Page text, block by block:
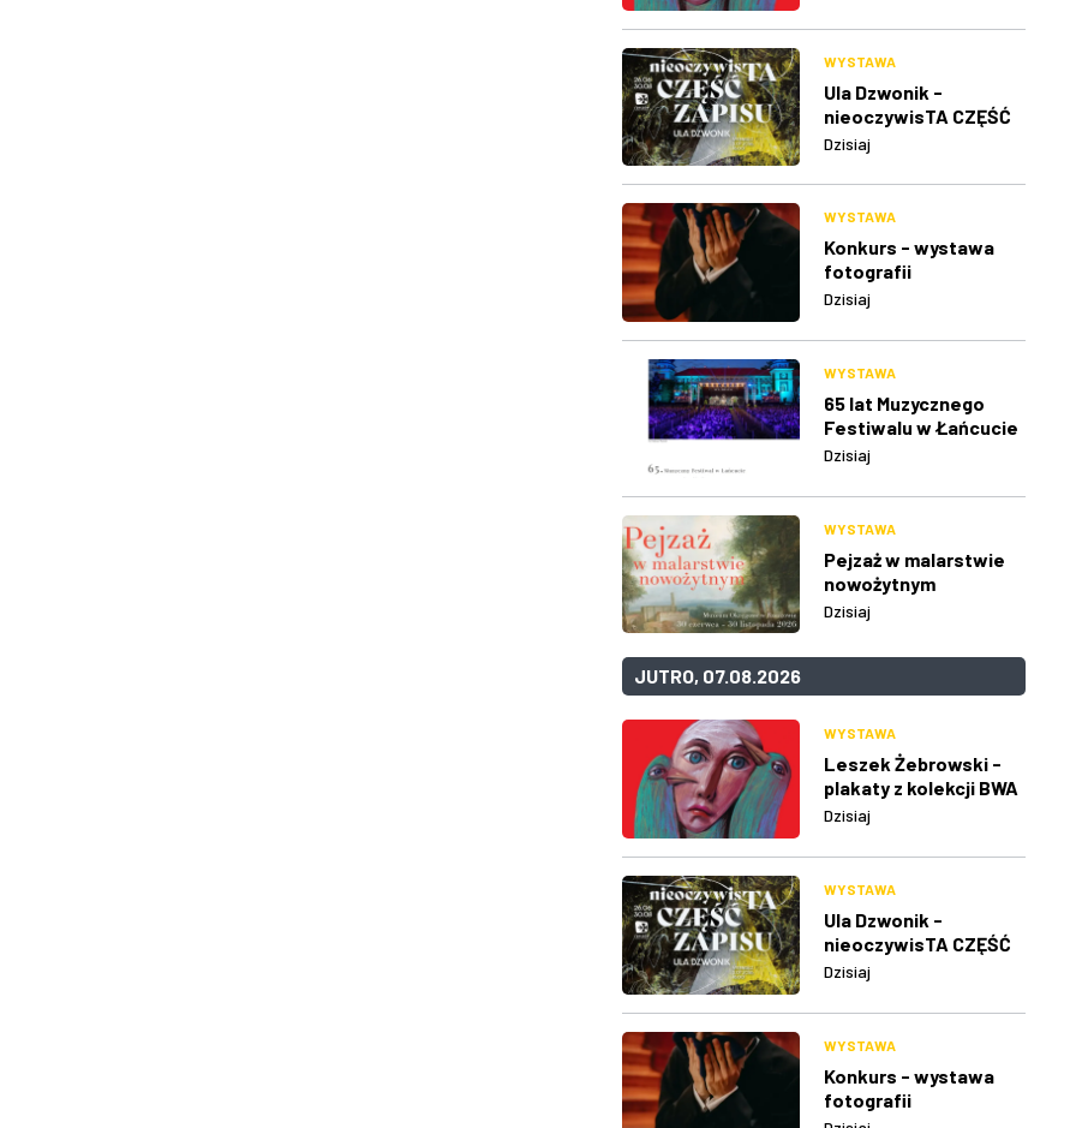
WYSTAWA
Ula Dzwonik -
nieoczywisTA CZĘŚĆ
ZAPISU
Dzisiaj
WYSTAWA
Konkurs - wystawa
fotografii
Dzisiaj
WYSTAWA
65 lat Muzycznego
Festiwalu w Łańcucie
Dzisiaj
WYSTAWA
Pejzaż w malarstwie
nowożytnym
Dzisiaj
JUTRO, 07.08.2026
WYSTAWA
Leszek Żebrowski -
plakaty z kolekcji BWA
w Rzeszowie
Dzisiaj
WYSTAWA
Ula Dzwonik -
nieoczywisTA CZĘŚĆ
ZAPISU
Dzisiaj
WYSTAWA
Konkurs - wystawa
fotografii